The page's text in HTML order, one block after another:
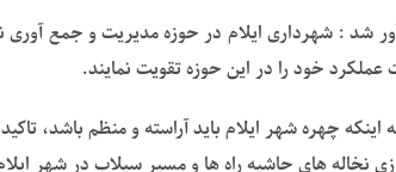
شد : شهرداری ایلام در حوزه مدیریت و جمع
خود را در این حوزه تقویت نمایند.
اینکه چهره شهر ایلام باید آراسته و منظم باشد،
نخاله های حاشیه راه ها و مسیر سیلاب در شهر